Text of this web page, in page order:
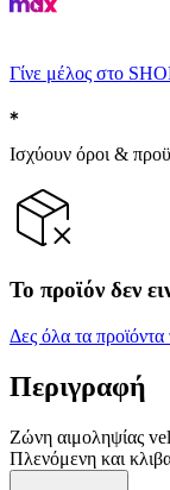
Γίνε μέλος στο
Ισχύουν όροι &
Το προϊόν δεν
Δες όλα τα προϊόντα
Περιγραφή
Ζώνη αιμοληψίας
Πλενόμενη και